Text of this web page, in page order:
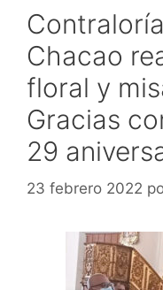
Chacao
floral y
Gracias
29
23 febrero 2022